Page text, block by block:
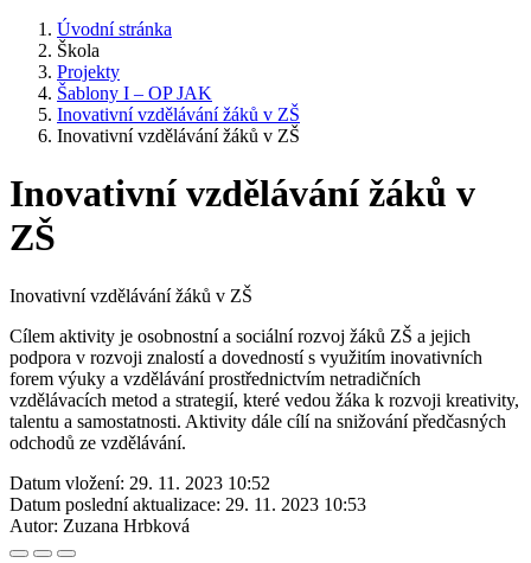
Úvodní stránka
Škola
Projekty
Šablony I – OP JAK
Inovativní vzdělávání žáků v ZŠ
Inovativní vzdělávání žáků v ZŠ
Inovativní vzdělávání žáků v
ZŠ
Inovativní vzdělávání žáků v ZŠ
Cílem aktivity je osobnostní a sociální rozvoj žáků ZŠ a jejich
podpora v rozvoji znalostí a dovedností s využitím inovativních
forem výuky a vzdělávání prostřednictvím netradičních
vzdělávacích metod a strategií, které vedou žáka k rozvoji kreativity,
talentu a samostatnosti. Aktivity dále cílí na snižování předčasných
odchodů ze vzdělávání.
Datum vložení: 29. 11. 2023 10:52
Datum poslední aktualizace: 29. 11. 2023 10:53
Autor: Zuzana Hrbková